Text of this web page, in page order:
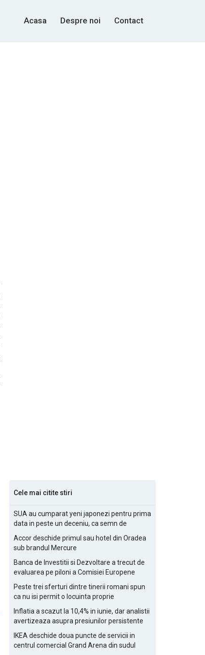
Acasa Despre noi Contact
Cele mai citite stiri
SUA au cumparat yeni japonezi pentru prima
data in peste un deceniu, ca semn de
Accor deschide primul sau hotel din Oradea
sub brandul Mercure
Banca de Investitii si Dezvoltare a trecut de
evaluarea pe piloni a Comisiei Europene
Peste trei sferturi dintre tinerii romani spun
ca nu isi permit o locuinta proprie
Inflatia a scazut la 10,4% in iunie, dar analistii
avertizeaza asupra presiunilor persistente
IKEA deschide doua puncte de servicii in
centrul comercial Grand Arena din sudul